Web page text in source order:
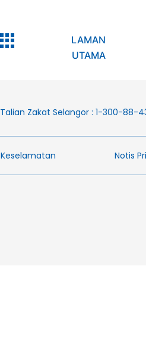
LAMAN
UTAMA
Talian Zakat Selangor : 1-300-88-
Keselamatan Notis